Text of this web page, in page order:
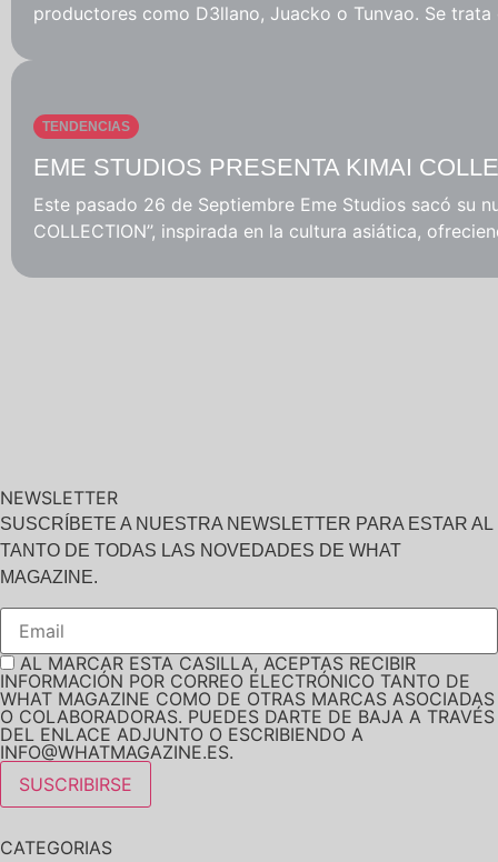
productores como D3llano, Juacko o Tunvao. Se trata
TENDENCIAS
EME STUDIOS PRESENTA KIMAI
Este pasado 26 de Septiembre Eme Studios sacó su
COLLECTION’’, inspirada en la cultura asiática,
NEWSLETTER
SUSCRÍBETE A NUESTRA NEWSLETTER PARA ESTAR AL
TANTO DE TODAS LAS NOVEDADES DE WHAT
MAGAZINE.
AL MARCAR ESTA CASILLA, ACEPTAS RECIBIR
INFORMACIÓN POR CORREO ELECTRÓNICO TANTO DE
WHAT MAGAZINE COMO DE OTRAS MARCAS ASOCIADAS
O COLABORADORAS. PUEDES DARTE DE BAJA A TRAVÉS
DEL ENLACE ADJUNTO O ESCRIBIENDO A
INFO@WHATMAGAZINE.ES.
CATEGORIAS